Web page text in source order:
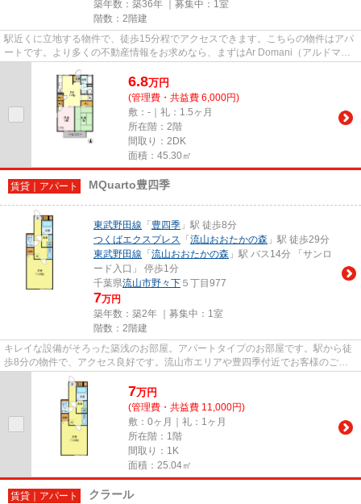
築年数：築36年 ｜募集中： 1室
階数：2階建
駅近くに立地する物件で、徒歩15分程でアクセスできます。こちらの物件はアパ
ートです。より多くの不動産情報をお求めなら、まずはAr Domani（アルドマー
6.8万円
(管理費・共益費 6,000円)
敷：-｜礼：1.5ヶ月
所在階：2階
間取り：2DK
面積：45.30㎡
賃貸｜アパート MQuarto豊四季
東武野田線 「 豊四季 」駅 徒歩8分
つくばエクスプレス 「 流山おおたかの森 」駅 徒歩29分
東武野田線 「 流山おおたかの森 」駅 バス14分 「サンロ
ード入口」 停歩1分
千葉県流山市野々下 ５丁目977
7万円
築年数：築2年 ｜募集中： 1室
階数：2階建
キレイな設備がそろった築浅のお部屋。アパートタイプのお部屋です。駅から徒
歩8分の物件で、アクセス良好です。流山市エリアや豊四季付近でお客様のご希
望のお部屋が見つかるまで、当...
7万円
(管理費・共益費 11,000円)
敷：0ヶ月｜礼：1ヶ月
所在階：1階
間取り：1K
面積：25.04㎡
賃貸｜アパート クラール